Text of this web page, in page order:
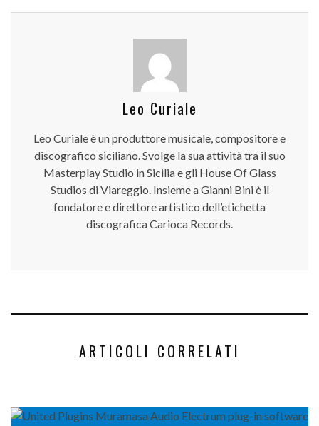
Leo Curiale
Leo Curiale è un produttore musicale, compositore e
discografico siciliano. Svolge la sua attività tra il suo
Masterplay Studio in Sicilia e gli House Of Glass
Studios di Viareggio. Insieme a Gianni Bini è il
fondatore e direttore artistico dell’etichetta
discografica Carioca Records.
ARTICOLI CORRELATI